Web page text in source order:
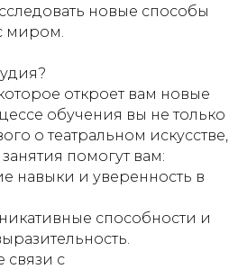
новые способы
миром.
откроет вам новые
обучения вы не только
о театральном искусстве,
помогут вам:
навыки и уверенность в
способности и
связи с